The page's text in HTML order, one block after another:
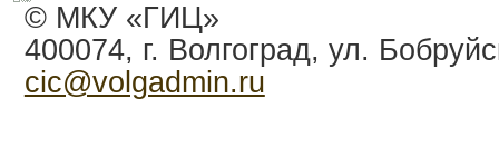
© МКУ «ГИЦ»
400074, г. Волгоград, ул.
cic@volgadmin.ru